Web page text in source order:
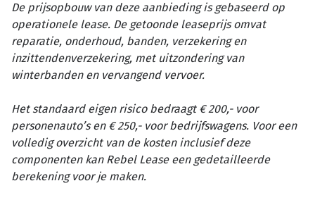
De prijsopbouw van deze aanbieding is gebaseerd op
operationele lease. De getoonde leaseprijs omvat
reparatie, onderhoud, banden, verzekering en
inzittendenverzekering, met uitzondering van
winterbanden en vervangend vervoer.
Het standaard eigen risico bedraagt € 200,- voor
personenauto’s en € 250,- voor bedrijfswagens. Voor een
volledig overzicht van de kosten inclusief deze
componenten kan Rebel Lease een gedetailleerde
berekening voor je maken.